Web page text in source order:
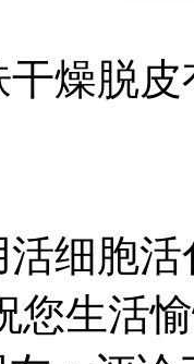
燥脱
细胞
您生活